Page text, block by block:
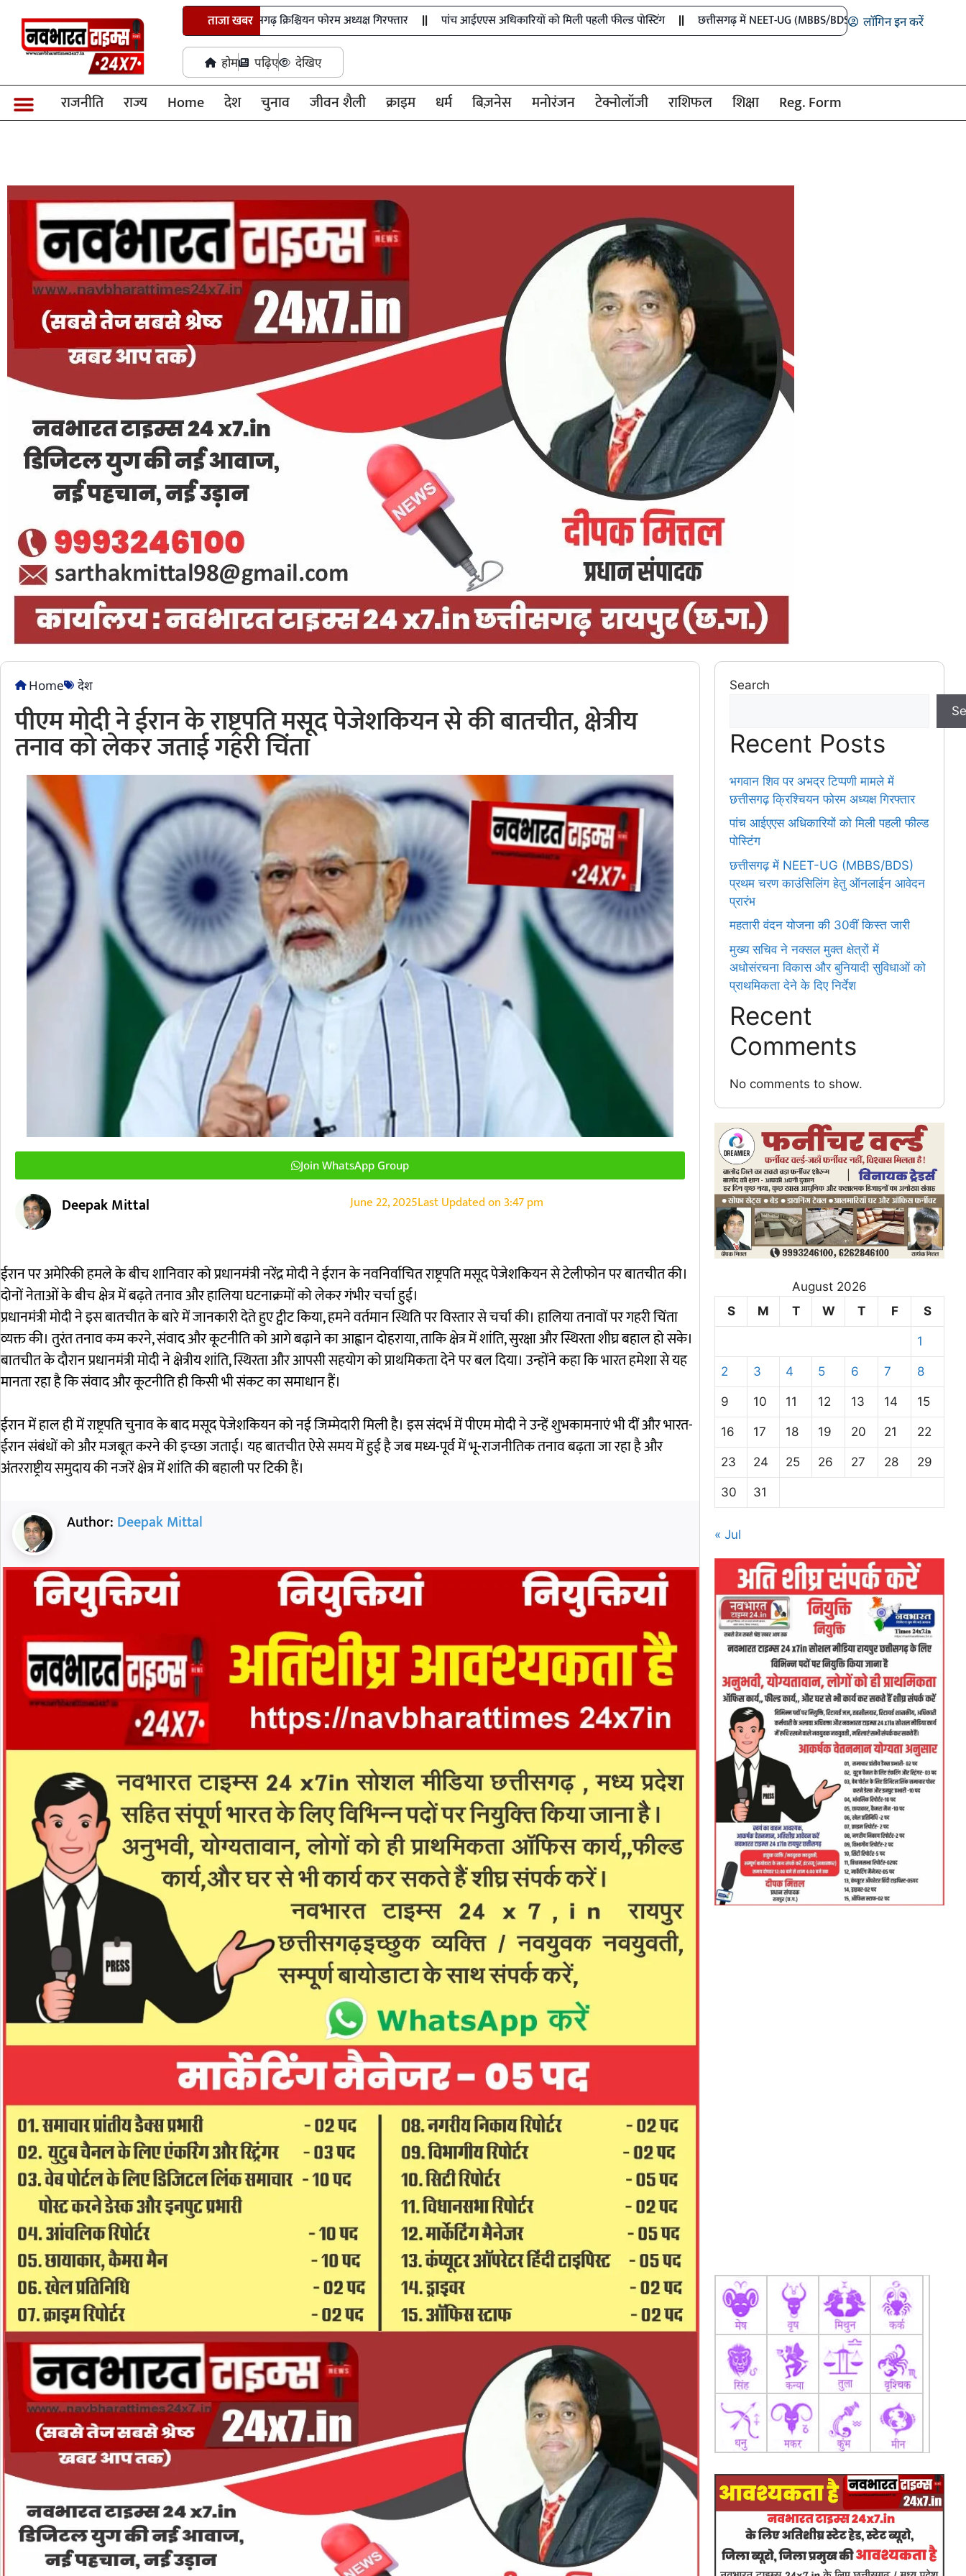
ताजा खबर
भगवान शिव पर अभद्र टिप्पणी मामले में छत्तीसगढ़ क्रिश्चियन फोरम अध्यक्ष गिरफ्तार पांच आईएएस अधिकारियों को मिली पहली फील्ड पोस्टिंग छत्तीसगढ़ में NEET-UG (MBBS/BDS) प्रथम चरण काउंसिलिंग हेतु ऑनलाईन
लॉगिन इन करें
होम पढ़िए देखिए
राजनीति राज्य Home देश चुनाव जीवन शैली क्राइम धर्म बिज़नेस मनोरंजन टेक्नोलॉजी राशिफल शिक्षा Reg. Form
Home देश
पीएम मोदी ने ईरान के राष्ट्रपति मसूद पेजेशकियन से की बातचीत, क्षेत्रीय
तनाव को लेकर जताई गहरी चिंता
Join WhatsApp Group
Deepak Mittal June 22, 2025Last Updated on3:47 pm
ईरान पर अमेरिकी हमले के बीच शानिवार को प्रधानमंत्री नरेंद्र मोदी ने ईरान के नवनिर्वाचित राष्ट्रपति मसूद पेजेशकियन से टेलीफोन पर बातचीत की।
दोनों नेताओं के बीच क्षेत्र में बढ़ते तनाव और हालिया घटनाक्रमों को लेकर गंभीर चर्चा हुई।
प्रधानमंत्री मोदी ने इस बातचीत के बारे में जानकारी देते हुए ट्वीट किया, हमने वर्तमान स्थिति पर विस्तार से चर्चा की। हालिया तनावों पर गहरी चिंता
व्यक्त की। तुरंत तनाव कम करने, संवाद और कूटनीति को आगे बढ़ाने का आह्वान दोहराया, ताकि क्षेत्र में शांति, सुरक्षा और स्थिरता शीघ्र बहाल हो सके।
बातचीत के दौरान प्रधानमंत्री मोदी ने क्षेत्रीय शांति, स्थिरता और आपसी सहयोग को प्राथमिकता देने पर बल दिया। उन्होंने कहा कि भारत हमेशा से यह
मानता रहा है कि संवाद और कूटनीति ही किसी भी संकट का समाधान हैं।
ईरान में हाल ही में राष्ट्रपति चुनाव के बाद मसूद पेजेशकियन को नई जिम्मेदारी मिली है। इस संदर्भ में पीएम मोदी ने उन्हें शुभकामनाएं भी दीं और भारत-
ईरान संबंधों को और मजबूत करने की इच्छा जताई। यह बातचीत ऐसे समय में हुई है जब मध्य-पूर्व में भू-राजनीतिक तनाव बढ़ता जा रहा है और
अंतरराष्ट्रीय समुदाय की नजरें क्षेत्र में शांति की बहाली पर टिकी हैं।
Author: Deepak Mittal
Search
Recent Posts
भगवान शिव पर अभद्र टिप्पणी मामले में
छत्तीसगढ़ क्रिश्चियन फोरम अध्यक्ष गिरफ्तार
पांच आईएएस अधिकारियों को मिली पहली फील्ड
पोस्टिंग
छत्तीसगढ़ में NEET-UG (MBBS/BDS)
प्रथम चरण काउंसिलिंग हेतु ऑनलाईन आवेदन
प्रारंभ
महतारी वंदन योजना की 30वीं किस्त जारी
मुख्य सचिव ने नक्सल मुक्त क्षेत्रों में
अधोसंरचना विकास और बुनियादी सुविधाओं को
प्राथमिकता देने के दिए निर्देश
Recent
Comments
No comments to show.
August 2026
S
M T W T F S
1
2 3 4 5 6 7 8
9 10 11 12 13 14 15
16 17 18 19 20 21 22
23 24 25 26 27 28 29
30 31
« Jul